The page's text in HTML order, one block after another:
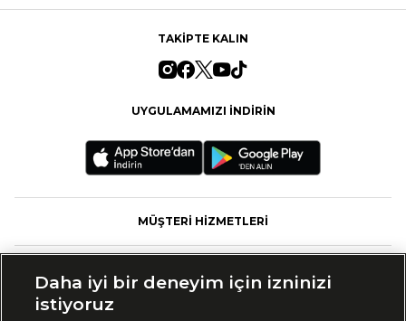
TAKİPTE KALIN
UYGULAMAMIZI İNDİRİN
MÜŞTERİ HİZMETLERİ
Daha iyi bir deneyim için izninizi
istiyoruz